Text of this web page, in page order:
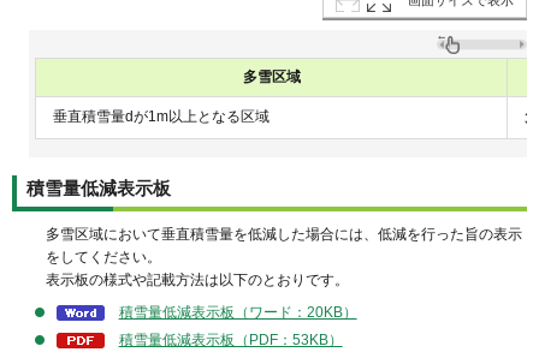
多雪区域
垂直積雪量dが1m以上となる区域
積雪量低減表示板
多雪区域において垂直積雪量を低減した場合には、低減を行った旨の表示
をしてください。
表示板の様式や記載方法は以下のとおりです。
積雪量低減表示板（ワード：20KB）
積雪量低減表示板（PDF：53KB）